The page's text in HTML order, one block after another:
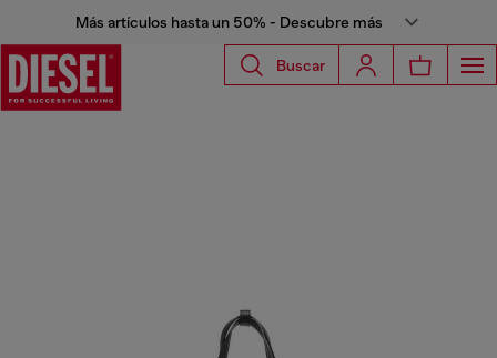
Más artículos hasta un 50% - Descubre más
Buscar